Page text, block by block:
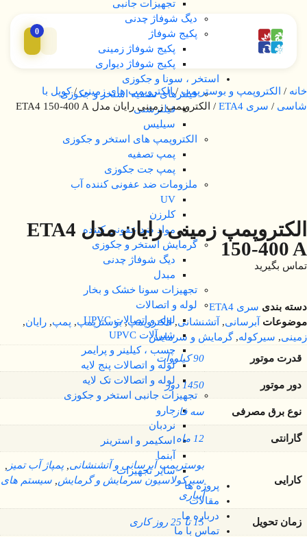
تجهیزات جانبی
دیگ شوفاژ چدنی
پکیج شوفاژ
پکیج شوفاژ زمینی
پکیج شوفاژ دیواری
استخر ، سونا و جکوزی
فیلترهای تصفیه استخر و جکوزی
فیلترشنی
سیلیس
الکتروپمپ های استخر و جکوزی
پمپ تصفیه
پمپ جت جکوزی
ملزومات ضد عفونی کننده آب
UV
کلرزن
مواد ضد عفونی کننده
گرمایش استخر و جکوزی
دیگ شوفاژ چدنی
مبدل
تجهیزات سونا خشک و بخار
لوله و اتصالات
لوله و اتصالات UPVC
شیرآلات UPVC
چسب ، کیلینر و پرایمر
لوله و اتصالات پنج لایه
لوله و اتصالات تک لایه
تجهیزات جانبی استخر و جکوزی
جارو
نردبان
اسکیمر و استرینر
آبنما
سایر تجهیزات
پروژه ها
مقالات
درباره ما
تماس با ما
0
خانه / الکتروپمپ و بوسترپمپ /الکتروپمپ های زمینی/کوپل با
شاسی / سری ETA4 / الکتروپمپ زمینی رایان مدل ETA4 150-400 A
الکتروپمپ زمینی رایان مدل ETA4
150-400 A
تماس بگیرید
دسته بندی سری ETA4
موضوعات
آبرسانی, آتشنشانی,الکتروپمپ,بوسترپمپ, پمپ, رایان,
زمینی, سیرکوله,گرمایش و سرمایش
قدرت موتور
90 کیلووات
دور موتور 1450 دور
نوع برق مصرفی سه فاز
گارانتی 12 ماه
کارایی
بوسترپمپ آبرسانی و آتشنشانی پمپاژ آب تمیز
سیرکولاسیون سرمایش و گرمایش سیستم های
آبیاری
زمان تحویل 15 تا 25 روز کاری